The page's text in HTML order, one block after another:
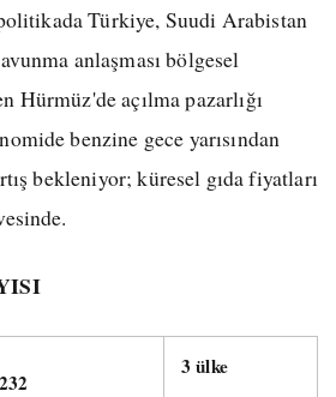
Türkiye, Suudi Arabistan
anlaşması bölgesel
Hürmüz'de açılma pazarlığı
benzine gece yarısından
bekleniyor; küresel gıda fiyatları
232
3 ülke